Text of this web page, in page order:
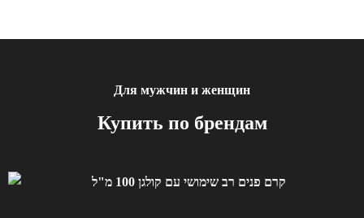
Для мужчин и женщин
Купить по брендам